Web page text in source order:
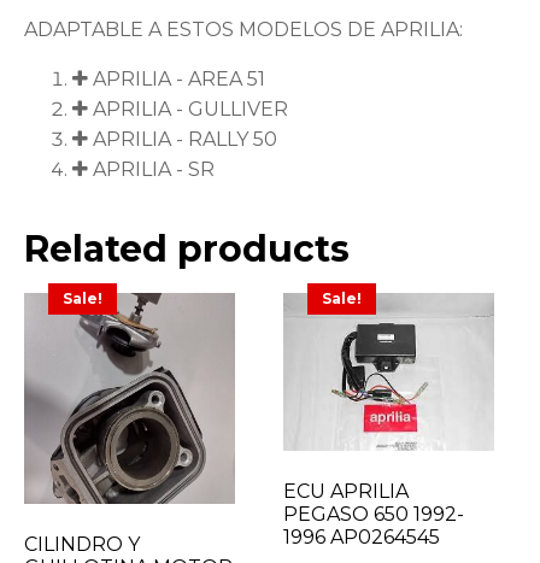
ADAPTABLE A ESTOS MODELOS DE APRILIA:
APRILIA - AREA 51
APRILIA - GULLIVER
APRILIA - RALLY 50
APRILIA - SR
Related products
Sale!
CILINDRO Y
Sale!
ECU APRILIA
PEGASO 650 1992-
1996 AP0264545